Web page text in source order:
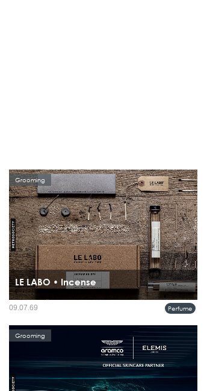
LE LABO • Incense
ธูปหอมชุดนี้ได้รับการรังสรรค์อย่างประณีตในเกียวโต โดยเวิร์
กช็อปครอบครัวรุ่นที่ 12 ที่ยังคงสืบทอดศาสตร์ดั้งเดิมของญี่ปุ่น
แท้จริง ภายในชุดประกอ...
Grooming
Perfume
09.07.69
Grooming